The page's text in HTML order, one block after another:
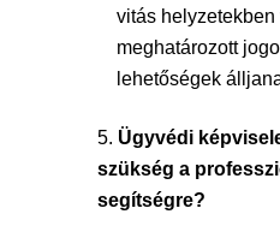
vitás
meghatározott
lehetőségek
Ügyvédi
szükség a
segítségre?